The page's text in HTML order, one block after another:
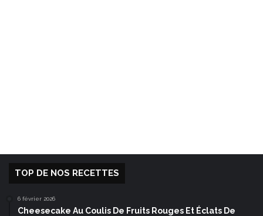
TOP DE NOS RECETTES
6 février 2026
Cheesecake Au Coulis De Fruits Rouges Et Éclats De